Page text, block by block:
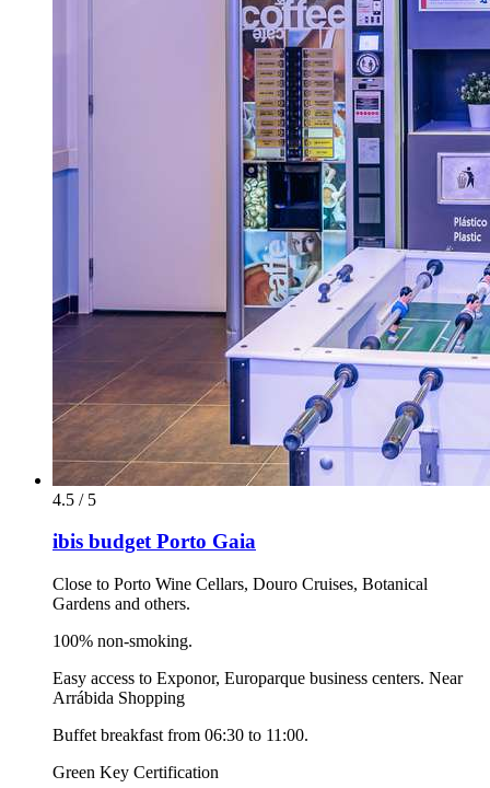
4.5 / 5
ibis budget Porto Gaia
Close to Porto Wine Cellars, Douro Cruises, Botanical
Gardens and others.
100% non-smoking.
Easy access to Exponor, Europarque business centers. Near
Arrábida Shopping
Buffet breakfast from 06:30 to 11:00.
Green Key Certification